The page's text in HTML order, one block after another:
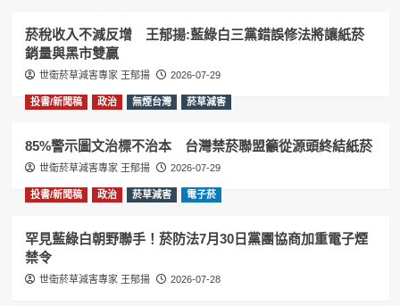
菸稅收入不減反增 王郁揚:藍綠白三黨錯誤修法將讓紙菸
銷量與黑市雙贏
世衛菸草減害專家 王郁揚 2026-07-29
投書/新聞稿 政治 無煙台灣 菸草減害
85%警示圖文治標不治本 台灣禁菸聯盟籲從源頭終結紙菸
世衛菸草減害專家 王郁揚 2026-07-29
投書/新聞稿 政治 菸草減害 電子菸
罕見藍綠白朝野聯手！菸防法7月30日黨團協商加重電子煙
禁令
世衛菸草減害專家 王郁揚 2026-07-28